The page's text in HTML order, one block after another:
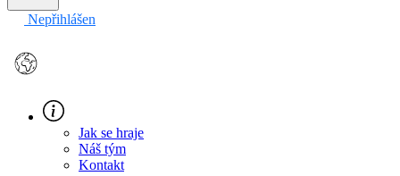
Nepřihlášen
Jak se hraje
Náš tým
Kontakt